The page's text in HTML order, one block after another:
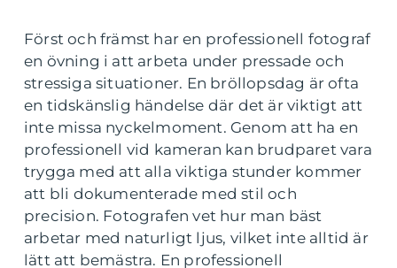
Först och främst har en professionell fotograf
en övning i att arbeta under pressade och
stressiga situationer. En bröllopsdag är ofta
en tidskänslig händelse där det är viktigt att
inte missa nyckelmoment. Genom att ha en
professionell vid kameran kan brudparet vara
trygga med att alla viktiga stunder kommer
att bli dokumenterade med stil och
precision. Fotografen vet hur man bäst
arbetar med naturligt ljus, vilket inte alltid är
lätt att bemästra. En professionell